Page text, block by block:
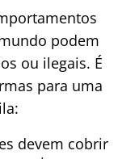
podem
ou ilegais. É
para uma
devem cobrir